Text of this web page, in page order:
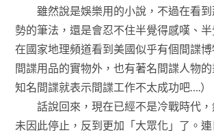
雖然說是娛樂用的小說，不過在看到
勢的筆法，還是會忍不住半覺得感嘆、
在國家地理頻道看到美國似乎有個間諜
間諜用品的實物外，也有著名間諜人物
知名間諜就表示間諜工作不太成功吧….）
話說回來，現在已經不是冷戰時代，
未因此停止，反到更加「大眾化」了。